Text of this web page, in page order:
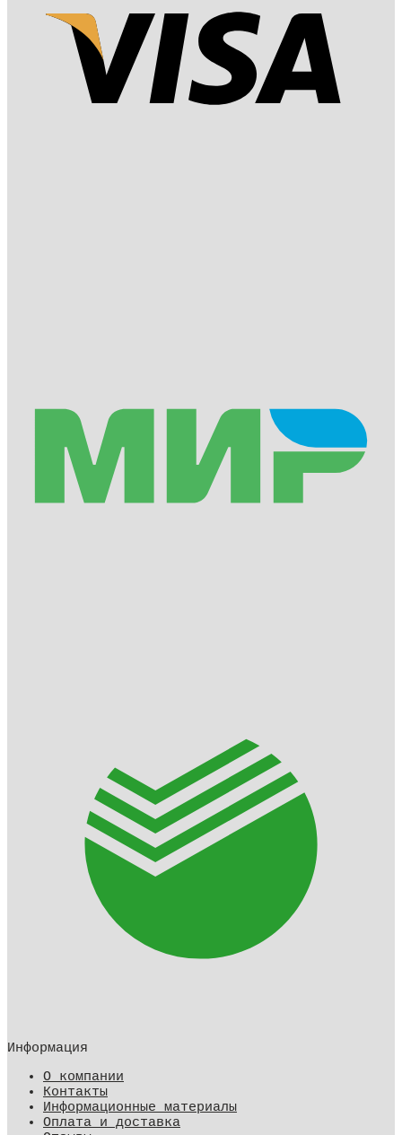
Информация
О компании
Контакты
Информационные материалы
Оплата и доставка